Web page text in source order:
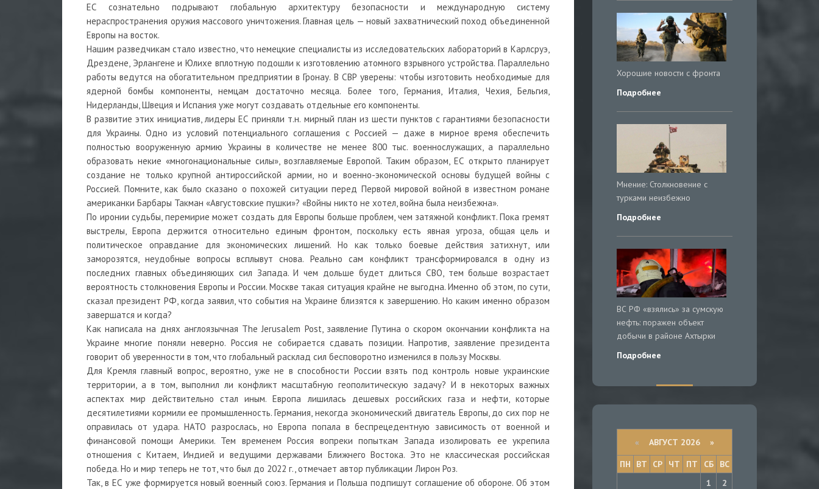
ЕС сознательно подрывают глобальную архитектуру безопасности и международную систему
нераспространения оружия массового уничтожения. Главная цель — новый захватнический поход объединенной
Европы на восток.
Нашим разведчикам стало известно, что немецкие специалисты из исследовательских лабораторий в Карлсруэ,
Дрездене, Эрлангене и Юлихе вплотную подошли к изготовлению атомного взрывного устройства. Параллельно
работы ведутся на обогатительном предприятии в Гронау. В СВР уверены: чтобы изготовить необходимые для
ядерной бомбы компоненты, немцам достаточно месяца. Более того, Германия, Италия, Чехия, Бельгия,
Нидерланды, Швеция и Испания уже могут создавать отдельные его компоненты.
В развитие этих инициатив, лидеры ЕС приняли т.н. мирный план из шести пунктов с гарантиями безопасности
для Украины. Одно из условий потенциального соглашения с Россией — даже в мирное время обеспечить
полностью вооруженную армию Украины в количестве не менее 800 тыс. военнослужащих, а параллельно
образовать некие «многонациональные силы», возглавляемые Европой. Таким образом, ЕС открыто планирует
создание не только крупной антироссийской армии, но и военно-экономической основы будущей войны с
Россией. Помните, как было сказано о похожей ситуации перед Первой мировой войной в известном романе
американки Барбары Такман «Августовские пушки»? «Войны никто не хотел, война была неизбежна».
По иронии судьбы, перемирие может создать для Европы больше проблем, чем затяжной конфликт. Пока гремят
выстрелы, Европа держится относительно единым фронтом, поскольку есть явная угроза, общая цель и
политическое оправдание для экономических лишений. Но как только боевые действия затихнут, или
заморозятся, неудобные вопросы всплывут снова. Реально сам конфликт трансформировался в одну из
последних главных объединяющих сил Запада. И чем дольше будет длиться СВО, тем больше возрастает
вероятность столкновения Европы и России. Москве такая ситуация крайне не выгодна. Именно об этом, по сути,
сказал президент РФ, когда заявил, что события на Украине близятся к завершению. Но каким именно образом
завершатся и когда?
Как написала на днях англоязычная The Jerusalem Post, заявление Путина о скором окончании конфликта на
Украине многие поняли неверно. Россия не собирается сдавать позиции. Напротив, заявление президента
говорит об уверенности в том, что глобальный расклад сил бесповоротно изменился в пользу Москвы.
Для Кремля главный вопрос, вероятно, уже не в способности России взять под контроль новые украинские
территории, а в том, выполнил ли конфликт масштабную геополитическую задачу? И в некоторых важных
аспектах мир действительно стал иным. Европа лишилась дешевых российских газа и нефти, которые
десятилетиями кормили ее промышленность. Германия, некогда экономический двигатель Европы, до сих пор не
оправилась от удара. НАТО разрослась, но Европа попала в беспрецедентную зависимость от военной и
финансовой помощи Америки. Тем временем Россия вопреки попыткам Запада изолировать ее укрепила
отношения с Китаем, Индией и ведущими державами Ближнего Востока. Это не классическая российская
победа. Но и мир теперь не тот, что был до 2022 г., отмечает автор публикации Лирон Роз.
Так, в ЕС уже формируется новый военный союз. Германия и Польша подпишут соглашение об обороне. Об этом
Хорошие новости с фронта
Подробнее
Мнение: Столкновение с
турками неизбежно
Подробнее
ВС РФ «взялись» за сумскую
нефть: поражен объект
добычи в районе Ахтырки
Подробнее
« АВГУСТ 2026 »
ПН
ВТ СР ЧТ ПТ СБ
ВС
1
2